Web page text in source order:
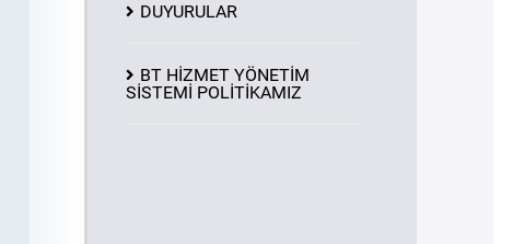
DUYURULAR
BT HİZMET YÖNETİM
SİSTEMİ POLİTİKAMIZ